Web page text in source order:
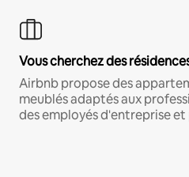
Vous cherchez des
Airbnb propose des
meublés adaptés aux
des employés d'entreprise